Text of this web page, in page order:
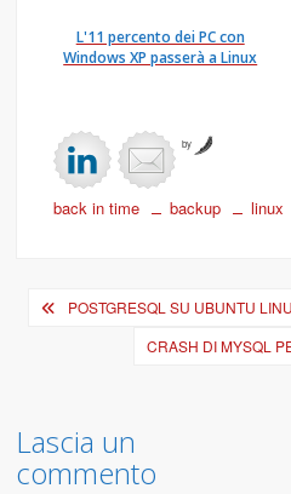
L'11 percento dei PC con
Windows XP passerà a Linux
by
back in time backup linux
Navigazione
POSTGRESQL SU UBUNTU
CRASH DI MYSQL
Lascia un
commento